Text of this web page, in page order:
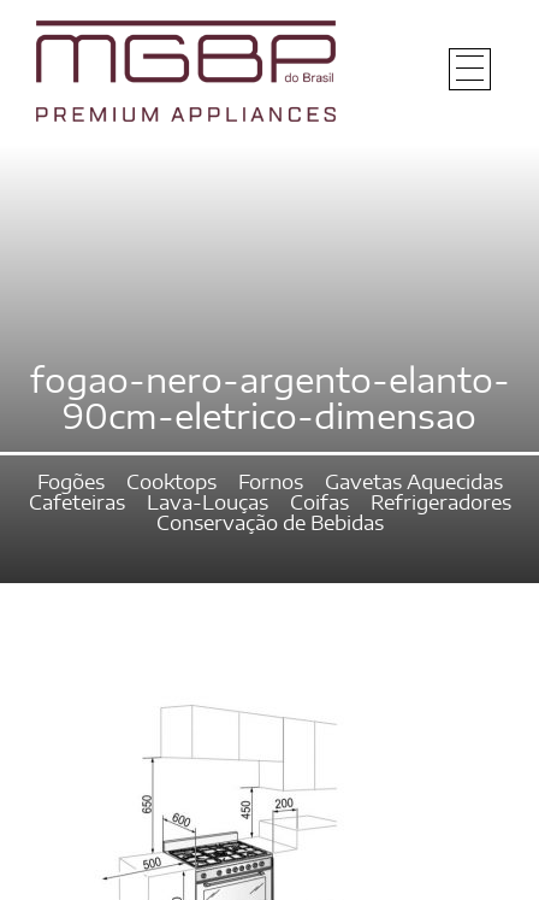
fogao-nero-argento-elanto-
90cm-eletrico-dimensao
Fogões Cooktops Fornos
Gavetas Aquecidas
Cafeteiras
Lava-Louças Coifas
Refrigeradores
Conservação de Bebidas